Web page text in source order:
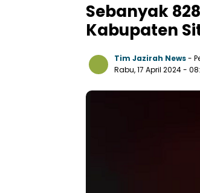
Sebanyak
Kabupaten
Tim Jazirah News-
Rabu, 17 April 2024-